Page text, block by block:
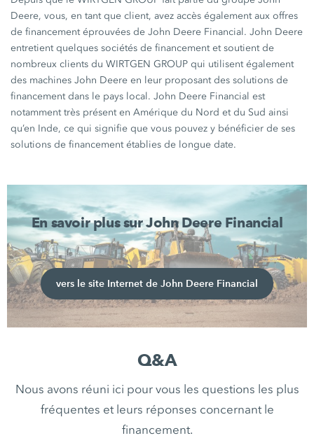
Deere, vous, en tant que client, avez accès également aux offres
de financement éprouvées de John Deere Financial. John Deere
entretient quelques sociétés de financement et soutient de
nombreux clients du WIRTGEN GROUP qui utilisent également
des machines John Deere en leur proposant des solutions de
financement dans le pays local. John Deere Financial est
notamment très présent en Amérique du Nord et du Sud ainsi
qu’en Inde, ce qui signifie que vous pouvez y bénéficier de ses
solutions de financement établies de longue date.
En savoir plus sur John Deere Financial
vers le site Internet de John Deere Financial
Q&A
Nous avons réuni ici pour vous les questions les plus
fréquentes et leurs réponses concernant le
financement.